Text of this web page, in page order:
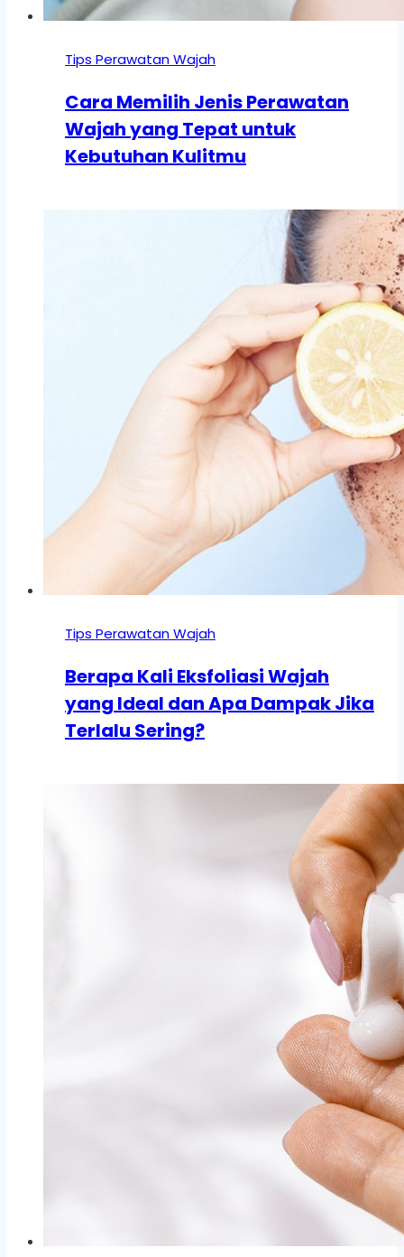
Tips Perawatan Wajah
Cara Memilih Jenis Perawatan
Wajah yang Tepat untuk
Kebutuhan Kulitmu
Tips Perawatan Wajah
Berapa Kali Eksfoliasi Wajah
yang Ideal dan Apa Dampak Jika
Terlalu Sering?